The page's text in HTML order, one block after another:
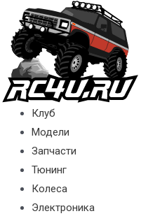
Перейти
содержимому
Клуб
Модели
Запчасти
Тюнинг
Колеса
Электроника